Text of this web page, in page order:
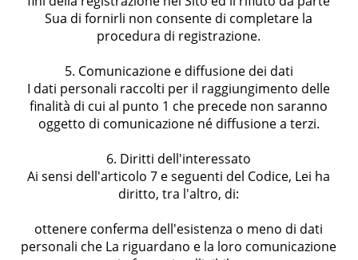
Sua di fornirli non consente di completare la
procedura di registrazione.
5. Comunicazione e diffusione dei dati
I dati personali raccolti per il raggiungimento delle
finalità di cui al punto 1 che precede non saranno
oggetto di comunicazione né diffusione a terzi.
6. Diritti dell'interessato
Ai sensi dell'articolo 7 e seguenti del Codice, Lei ha
diritto, tra l'altro, di:
ottenere conferma dell'esistenza o meno di dati
personali che La riguardano e la loro comunicazione